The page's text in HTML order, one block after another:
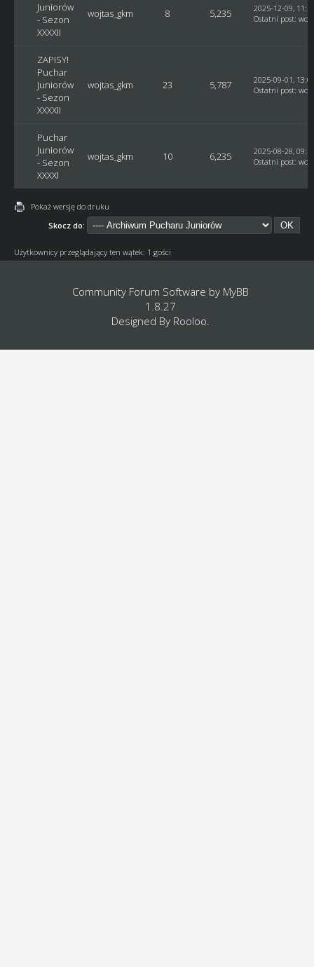
Juniorów
- Sezon
XXXXII
wojtas_gkm 8 5,235
2025-12-09,
Ostatni post:
ZAPISY!
Puchar
Juniorów
- Sezon
XXXXII
wojtas_gkm 23 5,787
2025-09-01,
Ostatni post:
Puchar
Juniorów
- Sezon
XXXXI
wojtas_gkm 10 6,235
2025-08-28,
Ostatni post:
Pokaż wersję do druku
Skocz do:
Użytkownicy przeglądający ten wątek: 1 gości
Community Forum Software by MyBB
1.8.27
Designed By Rooloo